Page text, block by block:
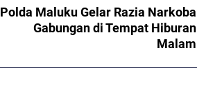
Polda Maluku Gelar Razia Narkoba
Gabungan di Tempat Hiburan
Malam